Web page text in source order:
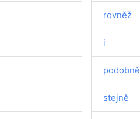
rovněž
i
podobně
stejně